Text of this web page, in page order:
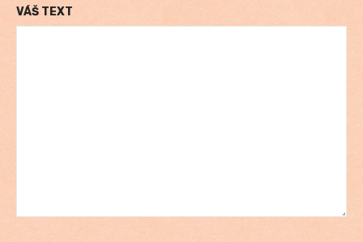
VÁŠ TEXT